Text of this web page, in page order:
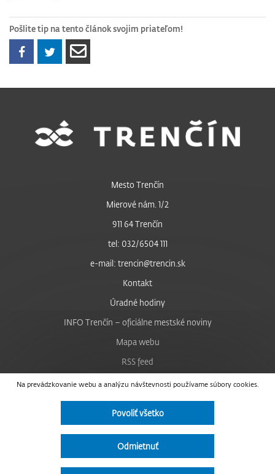
Pošlite tip na tento článok svojim priateľom!
Na prevádzkovanie webu a analýzu návštevnosti používame súbory cookies.
Povoliť všetko
Odmietnuť
Mesto Trenčín
Mierové nám. 1/2
911 64 Trenčín
tel: 032/6504 111
e-mail: trencin@trencin.sk
Kontakt
Úradné hodiny
INFO Trenčín – oficiálne mestské noviny
Mapa webu
RSS feed
Nastavenie cookies
Facebook
Instagram
Vyhlásenie o prístupnosti